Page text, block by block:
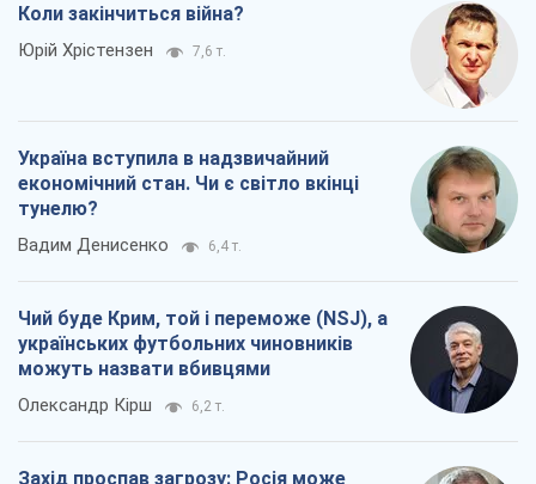
Коли закінчиться війна?
Юрій Хрістензен 7,6 т.
Україна вступила в надзвичайний
економічний стан. Чи є світло вкінці
тунелю?
Вадим Денисенко 6,4 т.
Чий буде Крим, той і переможе (NSJ), а
українських футбольних чиновників
можуть назвати вбивцями
Олександр Кірш 6,2 т.
Захід проспав загрозу: Росія може